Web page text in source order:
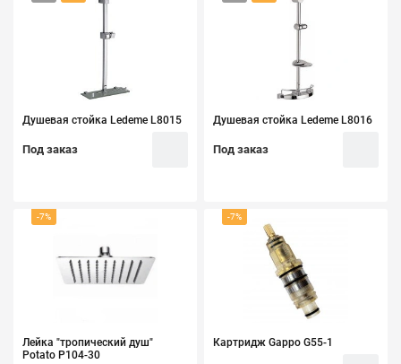
Душевая стойка Ledeme L8015
Под заказ
Душевая стойка Ledeme L8016
Под заказ
-7%
Лейка "тропический душ"
Potato P104-30
-7%
Картридж Gappo G55-1